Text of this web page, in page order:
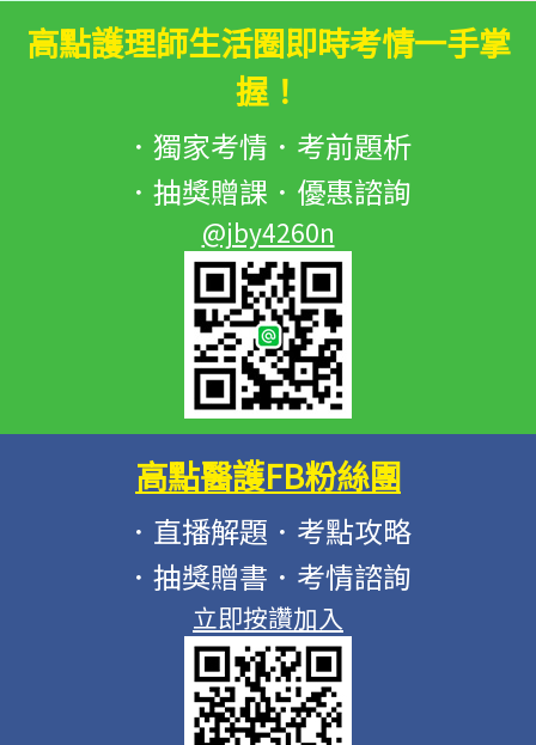
高點護理師生活圈即時考情一手掌
握！
．獨家考情．考前題析
．抽獎贈課．優惠諮詢
@jby4260n
高點醫護FB粉絲團
．直播解題．考點攻略
．抽獎贈書．考情諮詢
立即按讚加入